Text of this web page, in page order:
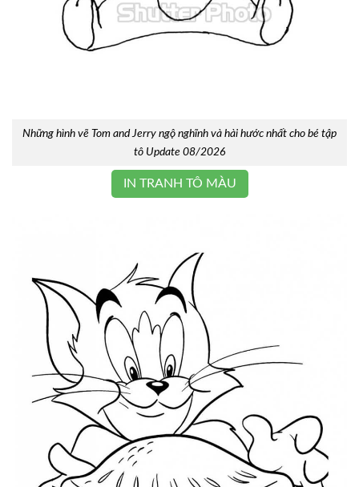
Những hình vẽ Tom and Jerry ngộ nghĩnh và hài hước nhất cho bé tập
tô Update 08/2026
IN TRANH TÔ MÀU